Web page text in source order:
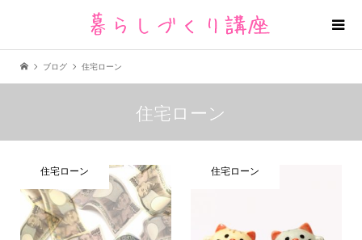
ブログ 住宅ローン
住宅ローン
住宅ローン 住宅ローン